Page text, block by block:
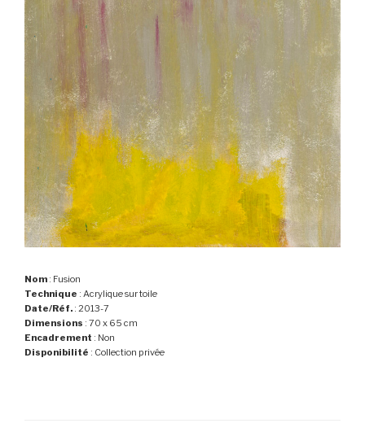
Nom : Fusion
Technique : Acrylique sur toile
Date/Réf. : 2013-7
Dimensions : 70 x 65 cm
Encadrement : Non
Disponibilité : Collection privée